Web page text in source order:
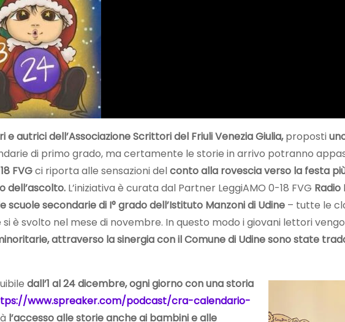
autrici dell’Associazione Scrittori del Friuli Venezia Giulia,proposti
di primo grado, ma certamente le storie in arrivo potranno
FVGci riporta alle sensazioni delconto alla rovescia verso la festa
dell’ascolto. L’iniziativa è curata dal Partner LeggiAMO 0-18 FVG Radio
secondarie di I° grado dell’Istituto Manzoni di Udine – tutte le
è svolto nel mese di novembre. In questo modo i giovani lettori
attraverso la sinergia con il Comune di Udine sono state
dall’1 al 24 dicembre, ogni giorno con una storia
www.spreaker.com/podcast/cra-calendario-
l’accesso alle storie anche ai bambini e alle